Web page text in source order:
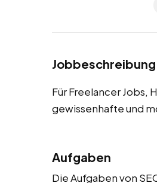
Jobbeschreibung
Für Freelancer Jobs,
gewissenhafte und
Aufgaben
Die Aufgaben von